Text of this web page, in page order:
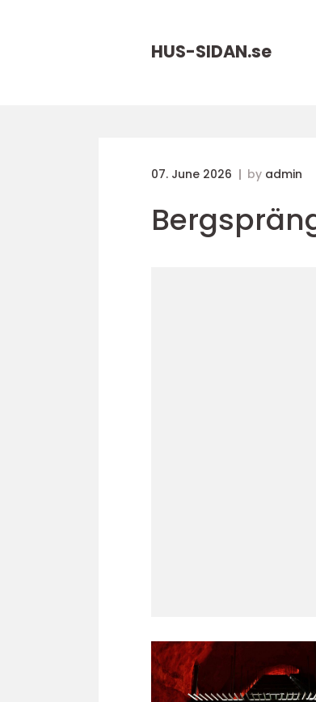
HUS-SIDAN.se
07. June 2026 by admin